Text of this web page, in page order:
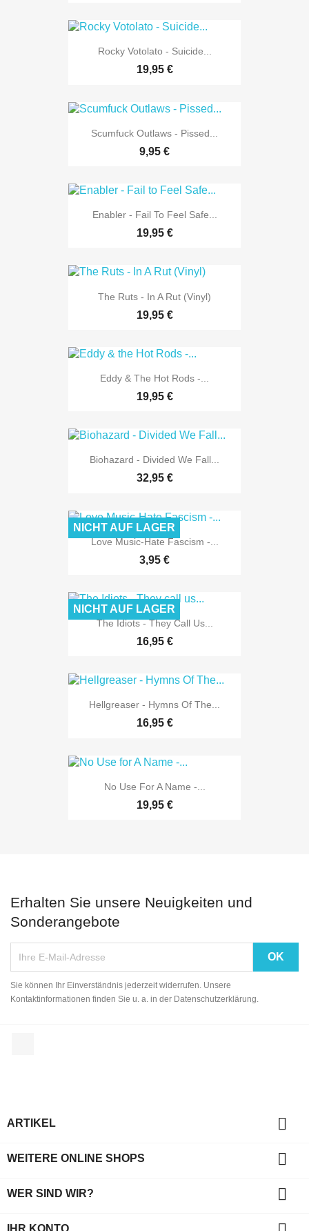
Rocky Votolato - Suicide...
19,95 €
Scumfuck Outlaws - Pissed...
9,95 €
Enabler - Fail To Feel Safe...
19,95 €
The Ruts - In A Rut (Vinyl)
19,95 €
Eddy & The Hot Rods -...
19,95 €
Biohazard - Divided We Fall...
32,95 €
Love Music-Hate Fascism -...
3,95 €
NICHT AUF LAGER
The Idiots - They Call Us...
16,95 €
NICHT AUF LAGER
Hellgreaser - Hymns Of The...
16,95 €
No Use For A Name -...
19,95 €
Erhalten Sie unsere Neuigkeiten und
Sonderangebote
Sie können Ihr Einverständnis jederzeit widerrufen. Unsere
Kontaktinformationen finden Sie u. a. in der Datenschutzerklärung.
ARTIKEL 
WEITERE ONLINE SHOPS 
WER SIND WIR? 
IHR KONTO